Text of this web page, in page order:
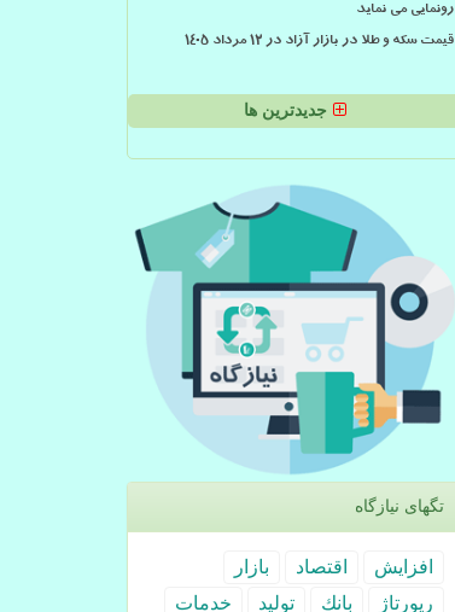
رونمایی می نماید
قیمت سکه و طلا در بازار آزاد در ۱۲ مرداد ۱۴۰۵
جدیدترین ها
تگهای نیازگاه
افزایش اقتصاد
بازار
رپورتاژ
بانك تولید
خدمات